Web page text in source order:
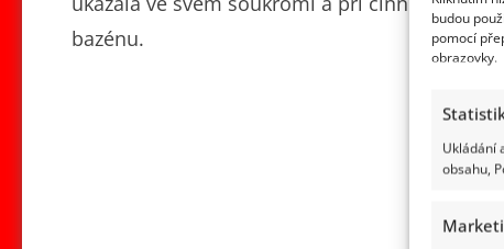
budou
pomocí
obrazovky.
Ukládání
obsahu,
bazénu.